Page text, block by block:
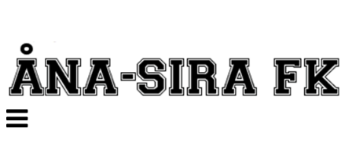
Veksle
navigasjon